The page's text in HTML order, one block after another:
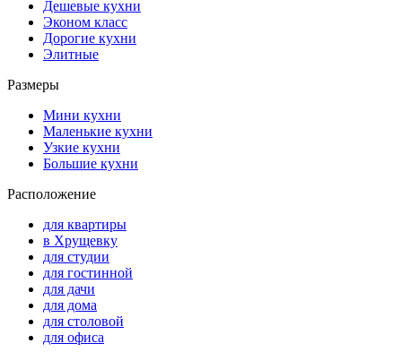
Дешевые кухни
Эконом класс
Дорогие кухни
Элитные
Размеры
Мини кухни
Маленькие кухни
Узкие кухни
Большие кухни
Расположение
для квартиры
в Хрущевку
для студии
для гостинной
для дачи
для дома
для столовой
для офиса